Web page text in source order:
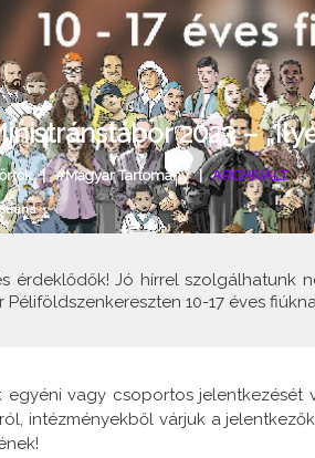
2023 –
|#Magyar Tartomány|ARCHIVÁLT
•
érdeklődők! Jó hírrel szolgálhatunk
Péliföldszenkereszten 10-17 éves
egyéni vagy csoportos jelentkezését
intézményekből várjuk a